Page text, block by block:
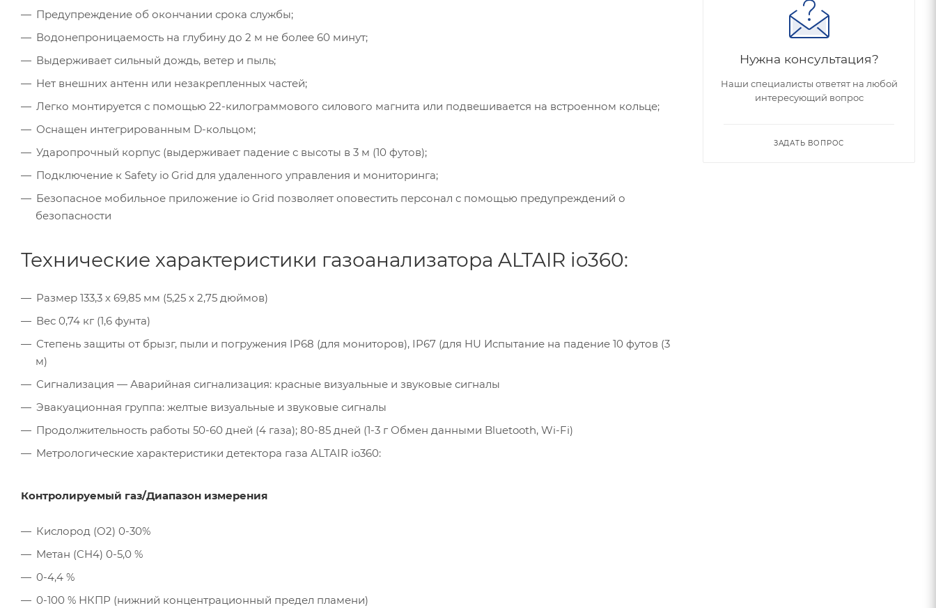
Предупреждение об окончании срока службы;
Водонепроницаемость на глубину до 2 м не более 60 минут;
Выдерживает сильный дождь, ветер и пыль;
Нет внешних антенн или незакрепленных частей;
Легко монтируется с помощью 22-килограммового силового магнита или подвешивается на встроенном кольце;
Оснащен интегрированным D-кольцом;
Ударопрочный корпус (выдерживает падение с высоты в 3 м (10 футов);
Подключение к Safety io Grid для удаленного управления и мониторинга;
Безопасное мобильное приложение io Grid позволяет оповестить персонал с помощью предупреждений о
безопасности
Технические характеристики газоанализатора ALTAIR io360:
Размер 133,3 х 69,85 мм (5,25 х 2,75 дюймов)
Вес 0,74 кг (1,6 фунта)
Степень защиты от брызг, пыли и погружения IP68 (для мониторов), IP67 (для HU Испытание на падение 10 футов (3
м)
Сигнализация — Аварийная сигнализация: красные визуальные и звуковые сигналы
Эвакуационная группа: желтые визуальные и звуковые сигналы
Продолжительность работы 50-60 дней (4 газа); 80-85 дней (1-3 г Обмен данными Bluetooth, Wi-Fi)
Метрологические характеристики детектора газа ALTAIR io360:
Контролируемый газ/Диапазон измерения
Кислород (O2) 0-30%
Метан (CH4) 0-5,0 %
0-4,4 %
0-100 % НКПР (нижний концентрационный предел пламени)
Нужна консультация?
Наши специалисты ответят на любой
интересующий вопрос
ЗАДАТЬ ВОПРОС